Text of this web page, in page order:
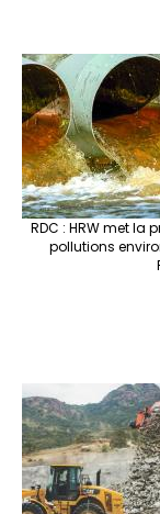
RDC : HRW met la
pollutions